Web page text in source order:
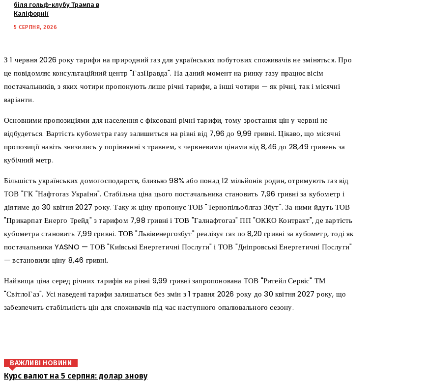
біля гольф-клубу Трампа в
Каліфорнії
5 СЕРПНЯ, 2026
З 1 червня 2026 року тарифи на природний газ для українських побутових споживачів не зміняться. Про
це повідомляє консультаційний центр "ГазПравда". На даний момент на ринку газу працює вісім
постачальників, з яких чотири пропонують лише річні тарифи, а інші чотири — як річні, так і місячні
варіанти.
Основними пропозиціями для населення є фіксовані річні тарифи, тому зростання цін у червні не
відбудеться. Вартість кубометра газу залишиться на рівні від 7,96 до 9,99 гривні. Цікаво, що місячні
пропозиції навіть знизились у порівнянні з травнем, з червневими цінами від 8,46 до 28,49 гривень за
кубічний метр.
Більшість українських домогосподарств, близько 98% або понад 12 мільйонів родин, отримують газ від
ТОВ "ГК "Нафтогаз України". Стабільна ціна цього постачальника становить 7,96 гривні за кубометр і
діятиме до 30 квітня 2027 року. Таку ж ціну пропонує ТОВ "Тернопільоблгаз Збут". За ними йдуть ТОВ
"Прикарпат Енерго Трейд" з тарифом 7,98 гривні і ТОВ "Галнафтогаз" ПП "ОККО Контракт", де вартість
кубометра становить 7,99 гривні. ТОВ "Львівенергозбут" реалізує газ по 8,20 гривні за кубометр, тоді як
постачальники YASNO — ТОВ "Київські Енергетичні Послуги" і ТОВ "Дніпровські Енергетичні Послуги"
— встановили ціну 8,46 гривні.
Найвища ціна серед річних тарифів на рівні 9,99 гривні запропонована ТОВ "Ритейл Сервіс" ТМ
"СвітлоГаз". Усі наведені тарифи залишаться без змін з 1 травня 2026 року до 30 квітня 2027 року, що
забезпечить стабільність цін для споживачів під час наступного опалювального сезону.
ВАЖЛИВІ НОВИНИ
Курс валют на 5 серпня: долар знову